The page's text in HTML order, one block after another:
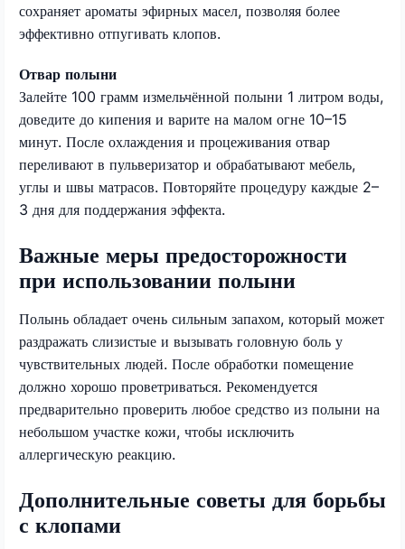
сохраняет ароматы эфирных масел, позволяя более
эффективно отпугивать клопов.
Отвар полыни
Залейте 100 грамм измельчённой полыни 1 литром воды,
доведите до кипения и варите на малом огне 10–15
минут. После охлаждения и процеживания отвар
переливают в пульверизатор и обрабатывают мебель,
углы и швы матрасов. Повторяйте процедуру каждые 2–
3 дня для поддержания эффекта.
Важные меры предосторожности
при использовании полыни
Полынь обладает очень сильным запахом, который может
раздражать слизистые и вызывать головную боль у
чувствительных людей. После обработки помещение
должно хорошо проветриваться. Рекомендуется
предварительно проверить любое средство из полыни на
небольшом участке кожи, чтобы исключить
аллергическую реакцию.
Дополнительные советы для борьбы
с клопами